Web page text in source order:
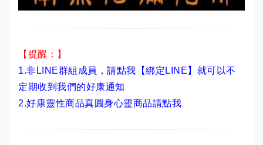
【提醒：】
1.非LINE群組成員， 請點我【綁定LINE】 就可以不
定期收到我們的好康通知
2.好康靈性商品真圓身心靈商品請點我